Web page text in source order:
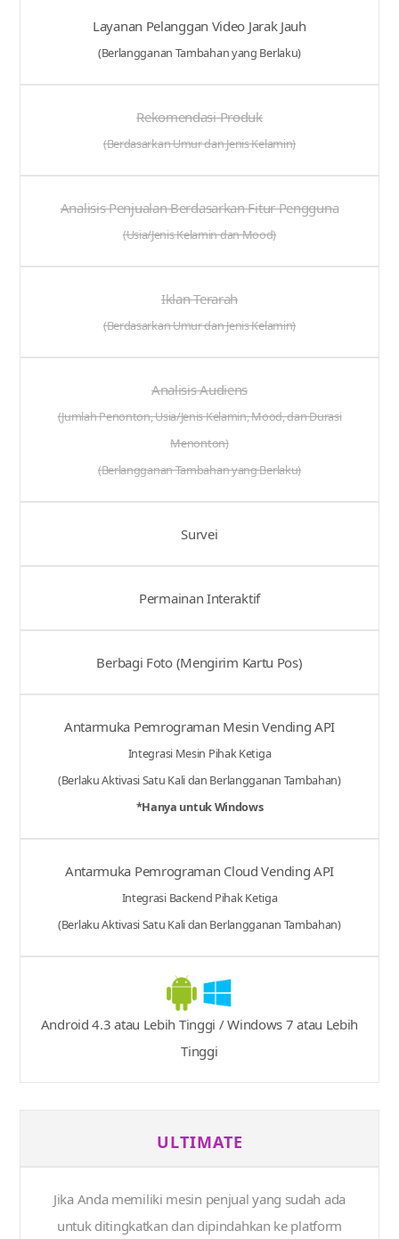
Layanan Pelanggan Video Jarak Jauh
(Berlangganan Tambahan yang Berlaku)
Rekomendasi Produk
(Berdasarkan Umur dan Jenis Kelamin)
Analisis Penjualan Berdasarkan Fitur Pengguna
(Usia/Jenis Kelamin dan Mood)
Iklan Terarah
(Berdasarkan Umur dan Jenis Kelamin)
Analisis Audiens
(Jumlah Penonton, Usia/Jenis Kelamin, Mood, dan Durasi
Menonton)
(Berlangganan Tambahan yang Berlaku)
Survei
Permainan Interaktif
Berbagi Foto (Mengirim Kartu Pos)
Antarmuka Pemrograman Mesin Vending API
Integrasi Mesin Pihak Ketiga
(Berlaku Aktivasi Satu Kali dan Berlangganan Tambahan)
*Hanya untuk Windows
Antarmuka Pemrograman Cloud Vending API
Integrasi Backend Pihak Ketiga
(Berlaku Aktivasi Satu Kali dan Berlangganan Tambahan)
Android 4.3 atau Lebih Tinggi / Windows 7 atau Lebih
Tinggi
ULTIMATE
Jika Anda memiliki mesin penjual yang sudah ada
untuk ditingkatkan dan dipindahkan ke platform